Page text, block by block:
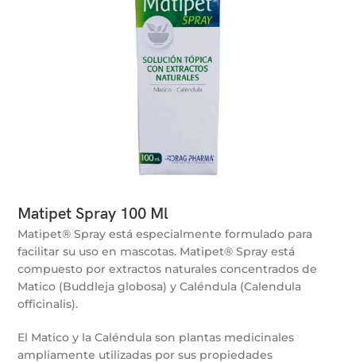
Matipet Spray 100 Ml
Matipet® Spray está especialmente formulado para
facilitar su uso en mascotas. Matipet® Spray está
compuesto por extractos naturales concentrados de
Matico (Buddleja globosa) y Caléndula (Calendula
officinalis).
El Matico y la Caléndula son plantas medicinales
ampliamente utilizadas por sus propiedades